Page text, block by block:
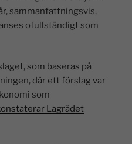
sammanfattningsvis,
ofullständigt som
som baseras på
där ett förslag var
som
Lagrådet